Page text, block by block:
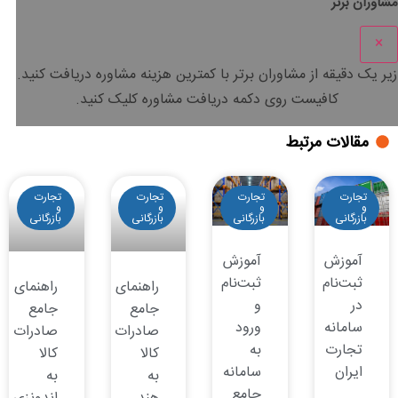
×
زیر یک دقیقه از مشاوران برتر باکمترین هزینه مشاوره دریافت کنید.
کافیست روی دکمه دریافت مشاوره کلیک کنید.
مقالات مرتبط
تجارت
و
بازرگانی
آموزش
ثبت‌نام
در
سامانه
تجارت
ایران
تجارت
و
بازرگانی
آموزش
ثبت‌نام
و
ورود
به
سامانه
تجارت
و
بازرگانی
راهنمای
جامع
صادرات
کالا
به
تجارت
و
بازرگانی
راهنمای
جامع
صادرات
کالا
به